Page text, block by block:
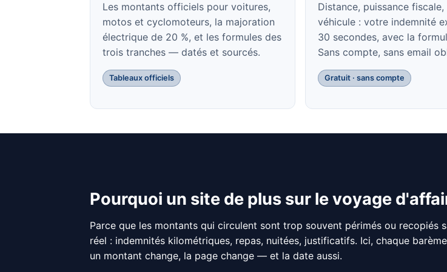
Les montants officiels pour voitures,
motos et cyclomoteurs, la majoration
électrique de 20 %, et les formules des
trois tranches — datés et sourcés.
Tableaux officiels
Distance, puissance
véhicule : votre indemnité
30 secondes, avec la
Sans compte, sans email
Gratuit · sans compte
Pourquoi un site de plus sur le voyage
Parce que les montants qui circulent sont trop souvent périmés ou
réel : indemnités kilométriques, repas, nuitées, justificatifs. Ici, chaque
un montant change, la page change — et la date aussi.